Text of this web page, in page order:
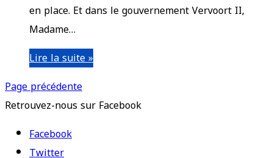
en place. Et dans le gouvernement Vervoort II,
Madame…
Lire la suite »
Page précédente
Retrouvez-nous sur Facebook
Facebook
Twitter